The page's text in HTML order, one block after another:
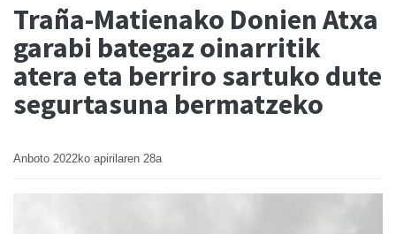
Traña-Matienako Donien Atxa
garabi bategaz oinarritik
atera eta berriro sartuko dute
segurtasuna bermatzeko
Anboto 2022ko apirilaren 28a